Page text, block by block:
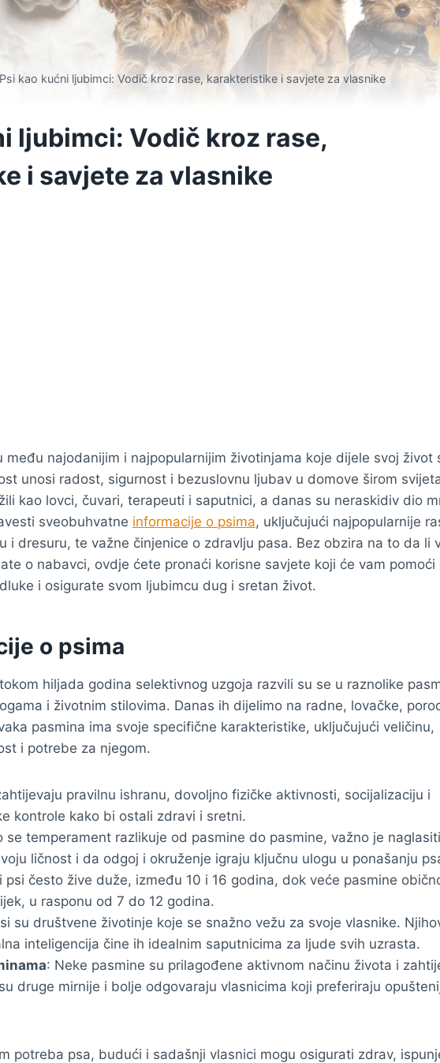
Psi kao kućni ljubimci: Vodič kroz rase, karakteristike i savjete za vlasnike
ljubimci: Vodič kroz rase,
i savjete za vlasnike
među najodanijim i najpopularnijim životinjama koje dijele svoj život
unosi radost, sigurnost i bezuslovnu ljubav u domove širom
kao lovci, čuvari, terapeuti i saputnici, a danas su neraskidiv dio
sveobuhvatne informacije o psima, uključujući najpopularnije
i dresuru, te važne činjenice o zdravlju pasa. Bez obzira na to da li
o nabavci, ovdje ćete pronaći korisne savjete koji će vam pomoći
i osigurate svom ljubimcu dug i sretan život.
o psima
hiljada godina selektivnog uzgoja razvili su se u raznolike
i životnim stilovima. Danas ih dijelimo na radne, lovačke,
pasmina ima svoje specifične karakteristike, uključujući veličinu,
i potrebe za njegom.
pravilnu ishranu, dovoljno fizičke aktivnosti, socijalizaciju i
kontrole kako bi ostali zdravi i sretni.
se temperament razlikuje od pasmine do pasmine, važno je
ličnost i da odgoj i okruženje igraju ključnu ulogu u ponašanju
psi često žive duže, između 10 i 16 godina, dok veće pasmine
u rasponu od 7 do 12 godina.
su društvene životinje koje se snažno vežu za svoje vlasnike.
inteligencija čine ih idealnim saputnicima za ljude svih uzrasta.
: Neke pasmine su prilagođene aktivnom načinu života i
druge mirnije i bolje odgovaraju vlasnicima koji preferiraju
potreba psa, budući i sadašnji vlasnici mogu osigurati zdrav,